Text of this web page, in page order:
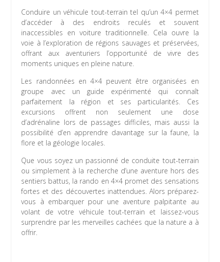
Conduire un véhicule tout-terrain tel qu’un 4×4 permet
d’accéder à des endroits reculés et souvent
inaccessibles en voiture traditionnelle. Cela ouvre la
voie à l’exploration de régions sauvages et préservées,
offrant aux aventuriers l’opportunité de vivre des
moments uniques en pleine nature.
Les randonnées en 4×4 peuvent être organisées en
groupe avec un guide expérimenté qui connaît
parfaitement la région et ses particularités. Ces
excursions offrent non seulement une dose
d’adrénaline lors de passages difficiles, mais aussi la
possibilité d’en apprendre davantage sur la faune, la
flore et la géologie locales.
Que vous soyez un passionné de conduite tout-terrain
ou simplement à la recherche d’une aventure hors des
sentiers battus, la rando en 4×4 promet des sensations
fortes et des découvertes inattendues. Alors préparez-
vous à embarquer pour une aventure palpitante au
volant de votre véhicule tout-terrain et laissez-vous
surprendre par les merveilles cachées que la nature a à
offrir.